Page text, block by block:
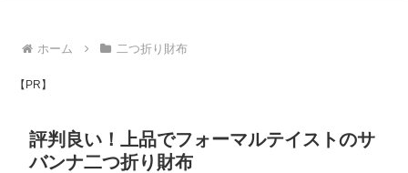
ホーム 二つ折り財布
【PR】
評判良い！上品でフォーマルテイストのサ
バンナ二つ折り財布